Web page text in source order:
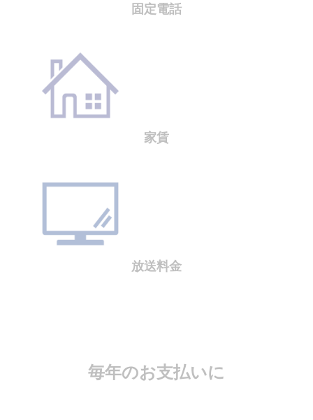
固定電話
家賃
放送料金
毎年のお支払いに